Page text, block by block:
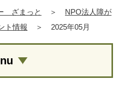
ざまっと ＞
NPO法人障が
ト情報 ＞ 2025年05月